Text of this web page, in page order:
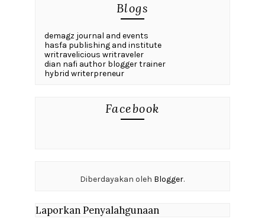
Blogs
demagz journal and events
hasfa publishing and institute
writravelicious writraveler
dian nafi author blogger trainer
hybrid writerpreneur
Facebook
Diberdayakan oleh Blogger.
Laporkan Penyalahgunaan